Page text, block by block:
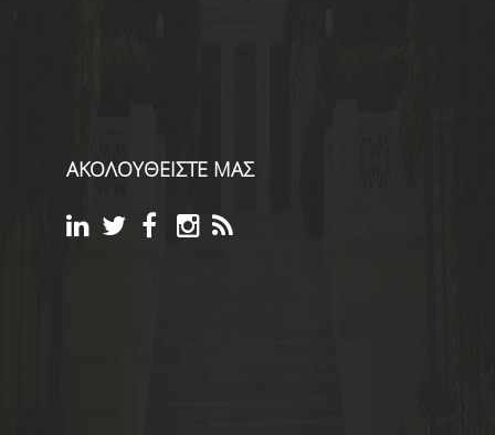
ΑΚΟΛΟΥΘΕΙΣΤΕ ΜΑΣ